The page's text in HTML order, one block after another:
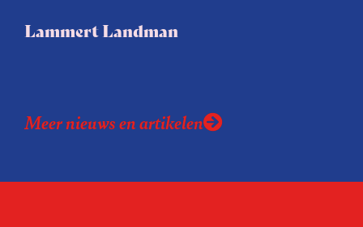
Lammert Landman
Meer nieuws en artikelen